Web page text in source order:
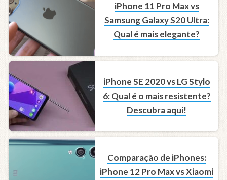
iPhone 11 Pro Max vs
Samsung Galaxy S20 Ultra:
Qual é mais elegante?
iPhone SE 2020 vs LG Stylo
6: Qual é o mais resistente?
Descubra aqui!
Comparação de iPhones:
iPhone 12 Pro Max vs Xiaomi